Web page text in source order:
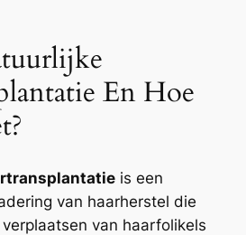
En Hoe
is een
van haarherstel die
van haarfolikels